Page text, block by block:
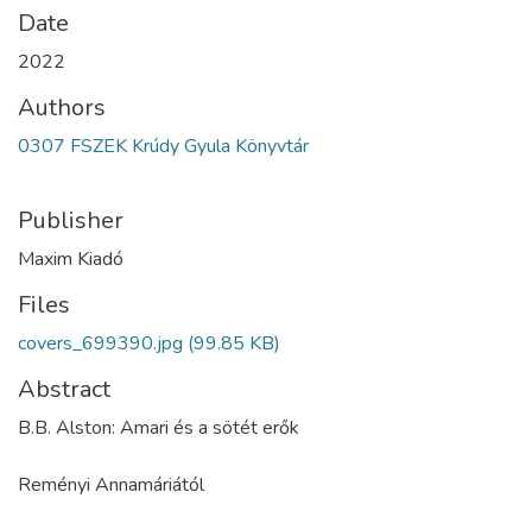
Date
2022
Authors
0307 FSZEK Krúdy Gyula Könyvtár
Publisher
Maxim Kiadó
Files
covers_699390.jpg (99.85 KB)
Abstract
B.B. Alston: Amari és a sötét erők
Reményi Annamáriától